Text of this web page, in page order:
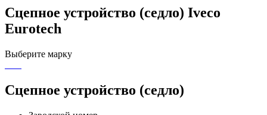
Сцепное устройство (седло) Iveco
Eurotech
Выберите марку
Сцепное устройство (седло)